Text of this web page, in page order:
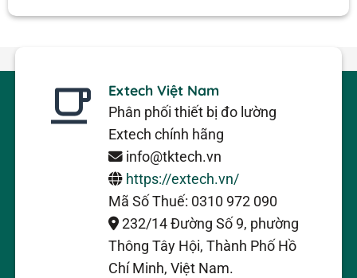
phát xạ 0,95 cố định và khoảng
RPM không tiếp xúc đối tượng
xoay bằng cách trỏ laser vào băng
phản chiếu được đặt trên các vật
thể để có thể đo tốc độ. Các ký tự
trên màn hình hướng ngược lại tùy
thuộc vào chế độ liên lạc hoặc
ảnh. Nút bộ nhớ giữ đọc lần cuối
và nhớ lại hiển thị số đọc tối thiểu /
tối đa.
Extech Việt Nam
Phân phối thiết bị đo lường
Extech chính hãng
info@tktech.vn
https://extech.vn/
Mã Số Thuế: 0310 972 090
232/14 Đường Số 9, phường
Thông Tây Hội, Thành Phố Hồ
Chí Minh, Việt Nam.